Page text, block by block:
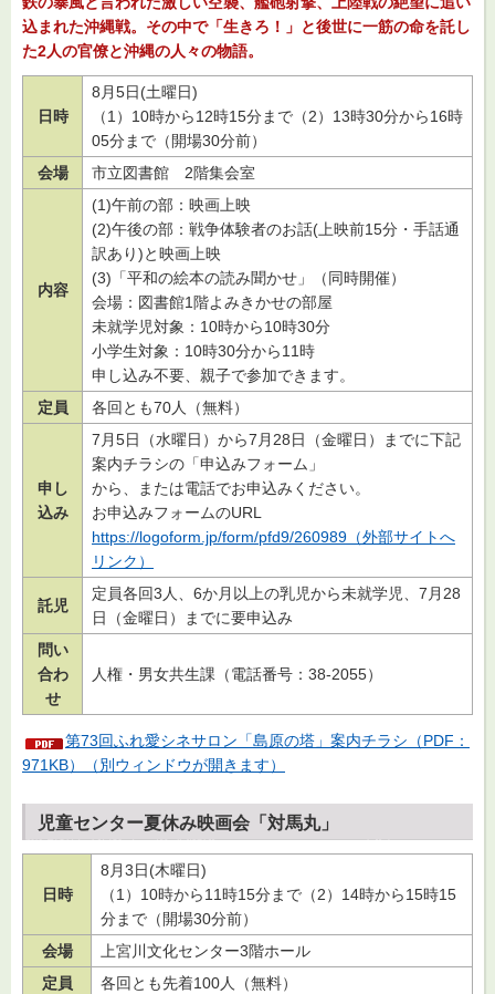
込まれた沖縄戦。その中で「生きろ！」と後世に一筋の命を託し
た2人の官僚と沖縄の人々の物語。
日時
8月5日(土曜日)
（1）10時から12時15分まで（2）13時30分から16時
05分まで（開場30分前）
会場
市立図書館 2階集会室
内容
(1)午前の部：映画上映
(2)午後の部：戦争体験者のお話(上映前15分・手話通
訳あり)と映画上映
(3)「平和の絵本の読み聞かせ」（同時開催）
会場：図書館1階よみきかせの部屋
未就学児対象：10時から10時30分
小学生対象：10時30分から11時
申し込み不要、親子で参加できます。
定員
各回とも70人（無料）
申し
込み
7月5日（水曜日）から7月28日（金曜日）までに下記
案内チラシの「申込みフォーム」
から、または電話でお申込みください。
お申込みフォームのURL
https://logoform.jp/form/pfd9/260989（外部サイトへ
リンク）
託児
定員各回3人、6か月以上の乳児から未就学児、7月28
日（金曜日）までに要申込み
問い
合わ
せ
人権・男女共生課（電話番号：38-2055）
第73回ふれ愛シネサロン「島原の塔」案内チラシ（PDF：
971KB）（別ウィンドウが開きます）
児童センター夏休み映画会「対馬丸」
日時
8月3日(木曜日)
（1）10時から11時15分まで（2）14時から15時15
分まで（開場30分前）
会場
上宮川文化センター3階ホール
定員
各回とも先着100人（無料）